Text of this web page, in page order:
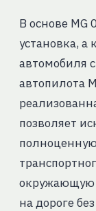
В основе MG
установка, а
автомобиля
автопилота
позволяет
окружающую
на дороге